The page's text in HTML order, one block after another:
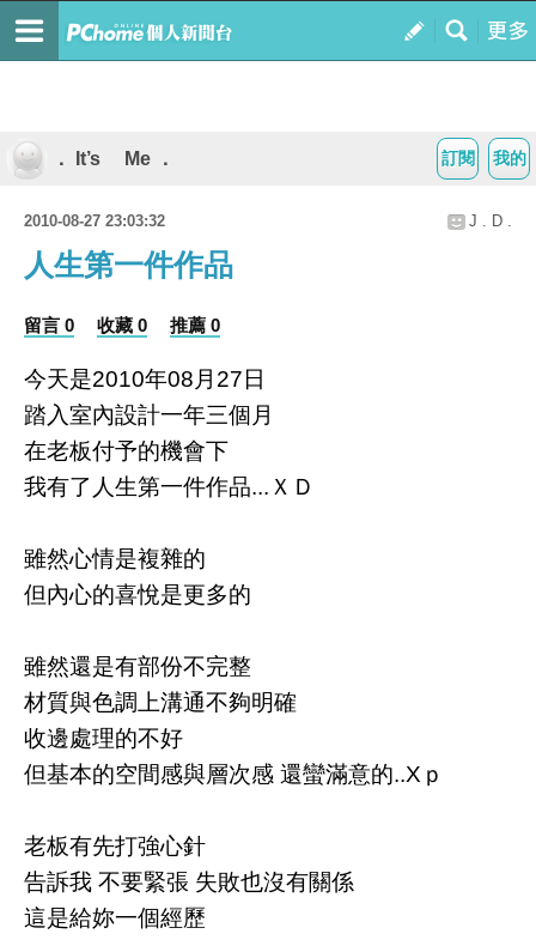
我的
訂閱
． It’s Me ．
2010-08-27 23:03:32 J . D .
人生第一件作品
留言 0 收藏 0 推薦 0
今天是2010年08月27日
踏入室內設計一年三個月
在老板付予的機會下
我有了人生第一件作品...ＸＤ
雖然心情是複雜的
但內心的喜悅是更多的
雖然還是有部份不完整
材質與色調上溝通不夠明確
收邊處理的不好
但基本的空間感與層次感 還蠻滿意的..Xｐ
老板有先打強心針
告訴我 不要緊張 失敗也沒有關係
這是給妳一個經歷